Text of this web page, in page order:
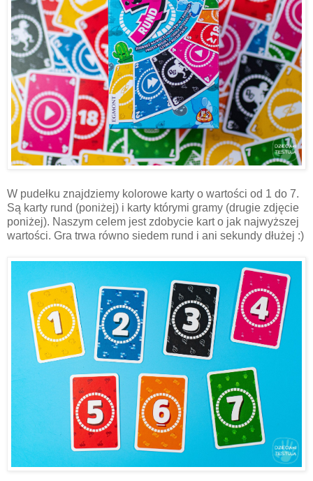
W pudełku znajdziemy kolorowe karty o wartości od 1 do 7.
Są karty rund (poniżej) i karty którymi gramy (drugie zdjęcie
poniżej). Naszym celem jest zdobycie kart o jak najwyższej
wartości. Gra trwa równo siedem rund i ani sekundy dłużej :)